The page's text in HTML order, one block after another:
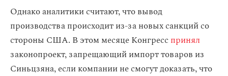
Однако аналитики считают, что вывод
производства происходит из-за новых санкций со
стороны США. В этом месяце Конгресспринял
законопроект, запрещающий импорт товаров из
Синьцзяна, если компании не смогут доказать, что